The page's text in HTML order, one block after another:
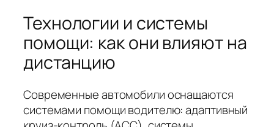
Технологии и системы
помощи: как они влияют на
дистанцию
Современные автомобили оснащаются
системами помощи водителю: адаптивный